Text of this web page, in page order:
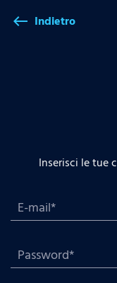
west Indietro
Inserisci le tue